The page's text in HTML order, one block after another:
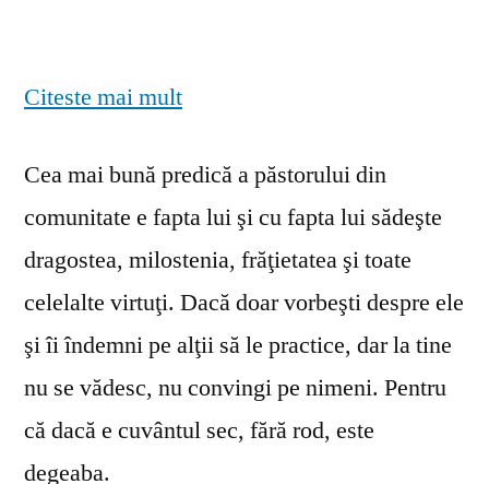
Citeste mai mult
Cea mai bună predică a păstorului din
comunitate e fapta lui şi cu fapta lui sădeşte
dragostea, milostenia, frăţietatea şi toate
celelalte virtuţi. Dacă doar vorbeşti despre ele
şi îi îndemni pe alţii să le practice, dar la tine
nu se vă­desc, nu convingi pe nimeni. Pentru
că dacă e cuvântul sec, fără rod, este
degeaba.